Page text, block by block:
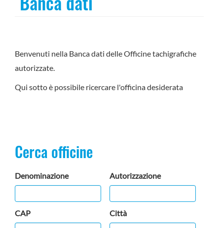
Benvenuti nella Banca dati delle Officine tachigrafiche
autorizzate.
Qui sotto è possibile ricercare l'officina desiderata
Cerca officine
Denominazione Autorizzazione
CAP Città